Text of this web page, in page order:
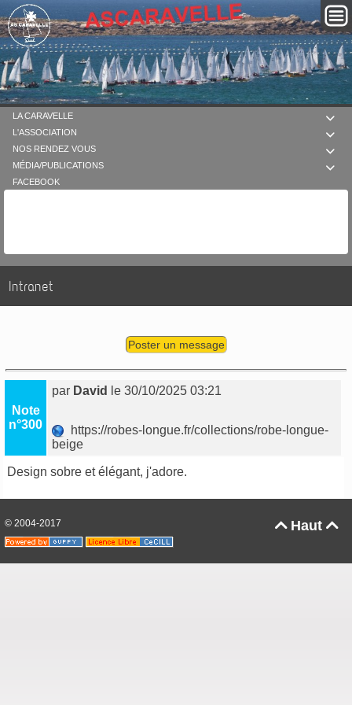

LA CARAVELLE

L'ASSOCIATION

NOS RENDEZ VOUS

MÉDIA/PUBLICATIONS
FACEBOOK
Intranet
Poster un message
Note
n°300
par David le 30/10/2025 03:21
https://robes-longue.fr/collections/robe-longue-
beige
Design sobre et élégant, j'adore.
Haut 
© 2004-2017